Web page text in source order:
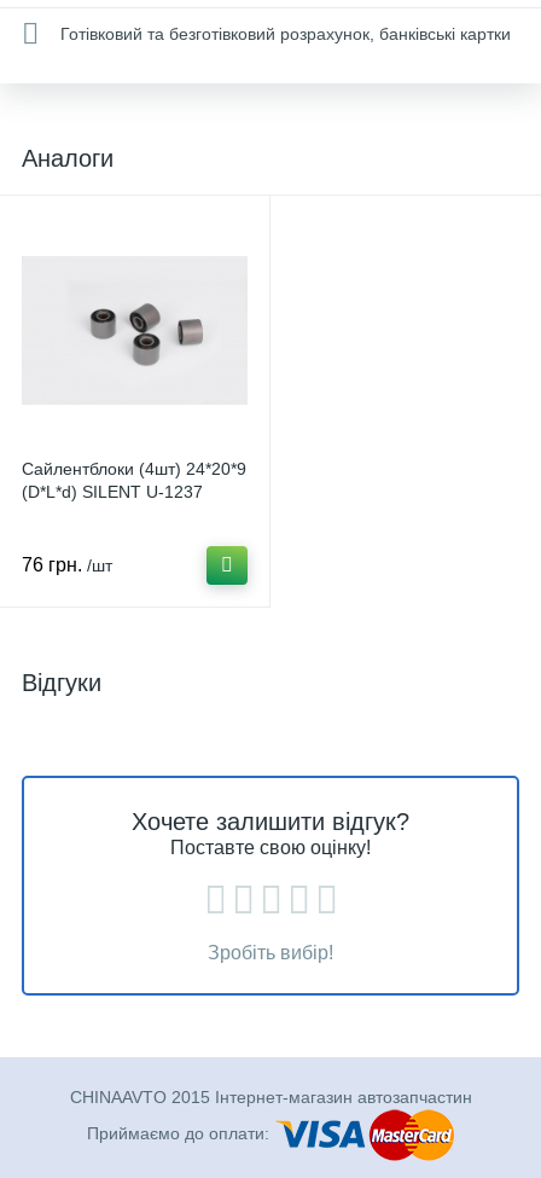
Готівковий та безготівковий розрахунок, банківські картки
Аналоги
Сайлентблоки (4шт) 24*20*9
(D*L*d) SILENT U-1237
76 грн. /шт
Відгуки
Хочете залишити відгук?
Поставте свою оцінку!
Зробіть вибір!
CHINAAVTO 2015 Інтернет-магазин автозапчастин
Приймаємо до оплати: